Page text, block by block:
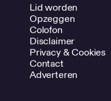
Lid worden
Opzeggen
Colofon
Disclaimer
Privacy & Cookies
Contact
Adverteren